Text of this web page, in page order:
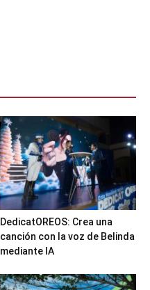
DedicatOREOS: Crea una
canción con la voz de Belinda
mediante IA